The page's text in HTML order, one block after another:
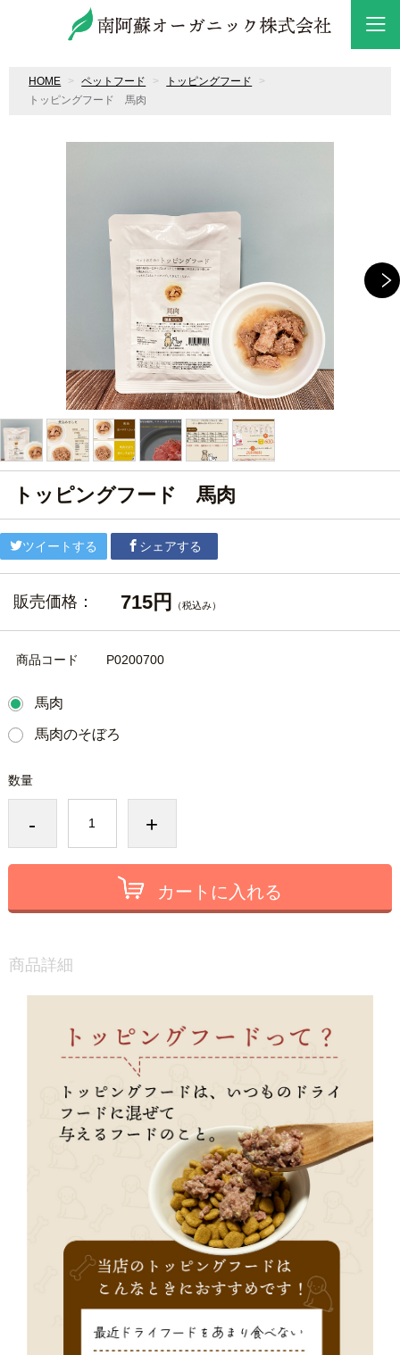
HOME ペットフード
トッピングフード
トッピングフード 馬肉
トッピングフード 馬肉
ツイートする シェアする
販売価格： 715円 （税込み）
商品コード P0200700
馬肉
馬肉のそぼろ
数量
- +
カートに入れる
商品詳細